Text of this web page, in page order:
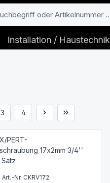
Installation / Haustechnik
Seite
3
Seite
4
Art.-Nr. CKRV172